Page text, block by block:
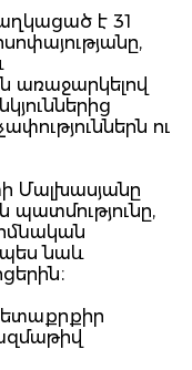
է 31
առաջարկելով
ու
Մալխասյանը
պատմությունը,
նաև